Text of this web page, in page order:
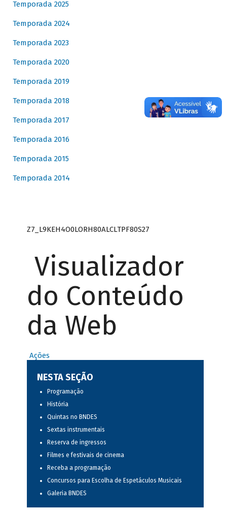
Temporada 2025
Temporada 2024
Temporada 2023
Temporada 2020
Temporada 2019
Temporada 2018
Temporada 2017
Temporada 2016
Temporada 2015
Temporada 2014
Z7_L9KEH4O0LORH80ALCLTPF80S27
Visualizador
do Conteúdo
da Web
Ações
NESTA SEÇÃO
Programação
História
Quintas no BNDES
Sextas instrumentais
Reserva de ingressos
Filmes e festivais de cinema
Receba a programação
Concursos para Escolha de Espetáculos Musicais
Galeria BNDES